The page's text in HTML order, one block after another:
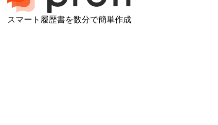
スマート履歴書を数分で簡単作成